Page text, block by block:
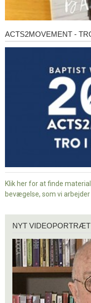
Acts2Movement
-
ACTS2MOVEMENT -
Klik her for at finde
bevægelse, som vi
videoportræt
NYT VIDEOPORTRÆT